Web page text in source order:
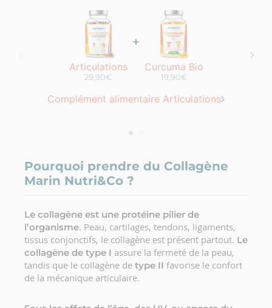
Articulations
29,90€
+
Curcuma Bio
19,90€
Complément alimentaire Articulations
Pourquoi prendre du Collagène
Marin Nutri&Co ?
Le collagène est une protéine pilier de
l’organisme. Peau, cartilages, tendons, ligaments,
tissus conjonctifs, le collagène est présent partout. Le
collagène de type I assure la fermeté de la peau,
tandis que le collagène de type II favorise le confort
de la mécanique articulaire.